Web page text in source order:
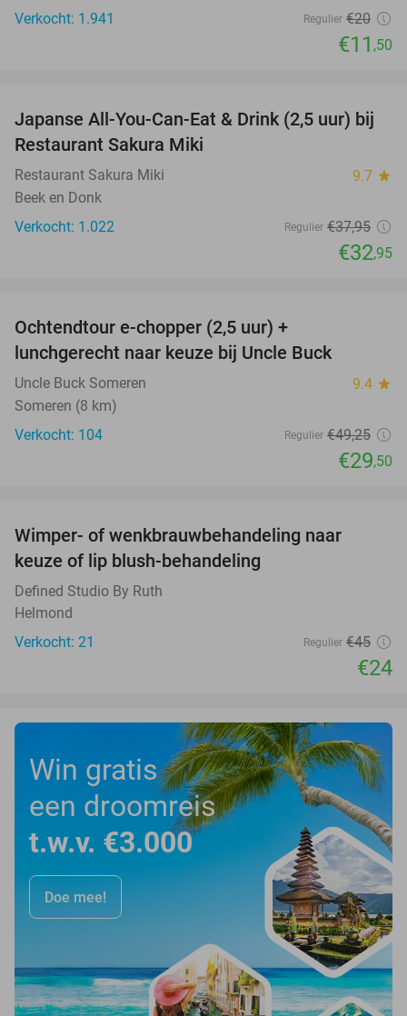
Verkocht: 1.941
Regulier €20
€11 ,50
13%
Japanse All-You-Can-Eat & Drink (2,5 uur) bij
Restaurant Sakura Miki
Restaurant Sakura Miki 9.7 star
Beek en Donk
Verkocht: 1.022
Regulier €37,95
€32,95
Ochtendtour e-chopper (2,5 uur) +
lunchgerecht naar keuze bij Uncle Buck
Uncle Buck Someren 9.4 star
Someren (8 km)
Verkocht: 104
Regulier €49,25
€29,50
Wimper- of wenkbrauwbehandeling naar
keuze of lip blush-behandeling
Defined Studio By Ruth
Helmond
Verkocht: 21
Regulier €45
€24
Win gratis
een droomreis
t.w.v. €3.000
Doe mee!